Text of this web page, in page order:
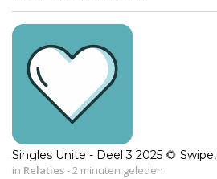
Singles Unite - Deel 3 2025 🌻
in Relaties- 2 minuten geleden